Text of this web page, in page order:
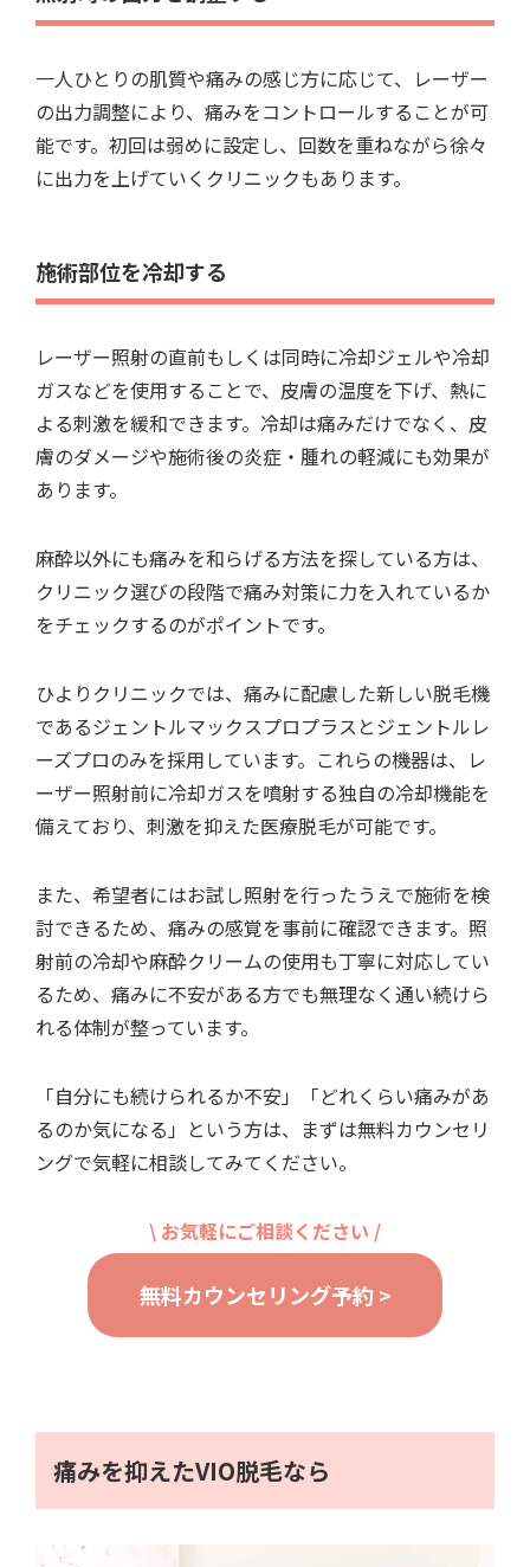
一人ひとりの肌質や痛みの感じ方に応じて、レーザー
の出力調整により、痛みをコントロールすることが可
能です。初回は弱めに設定し、回数を重ねながら徐々
に出力を上げていくクリニックもあります。
施術部位を冷却する
レーザー照射の直前もしくは同時に冷却ジェルや冷却
ガスなどを使用することで、皮膚の温度を下げ、熱に
よる刺激を緩和できます。冷却は痛みだけでなく、皮
膚のダメージや施術後の炎症・腫れの軽減にも効果が
あります。
麻酔以外にも痛みを和らげる方法を探している方は、
クリニック選びの段階で痛み対策に力を入れているか
をチェックするのがポイントです。
ひよりクリニックでは、痛みに配慮した新しい脱毛機
であるジェントルマックスプロプラスとジェントルレ
ーズプロのみを採用しています。これらの機器は、レ
ーザー照射前に冷却ガスを噴射する独自の冷却機能を
備えており、刺激を抑えた医療脱毛が可能です。
また、希望者にはお試し照射を行ったうえで施術を検
討できるため、痛みの感覚を事前に確認できます。照
射前の冷却や麻酔クリームの使用も丁寧に対応してい
るため、痛みに不安がある方でも無理なく通い続けら
れる体制が整っています。
「自分にも続けられるか不安」「どれくらい痛みがあ
るのか気になる」という方は、まずは無料カウンセリ
ングで気軽に相談してみてください。
\ お気軽にご相談ください /
無料カウンセリング予約 >
痛みを抑えたVIO脱毛なら